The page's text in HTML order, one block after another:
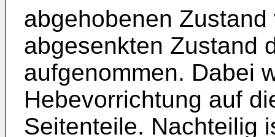
abgehobenen
abgesenkten Zustand
aufgenommen. Dabei
Hebevorrichtung auf
Seitenteile. Nachteilig